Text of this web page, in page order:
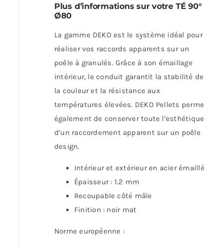
Plus d’informations sur votre TÉ 90°
Ø80
La gamme DEKO est le système idéal pour
réaliser vos raccords apparents sur un
poêle à granulés. Grâce à son émaillage
intérieur, le conduit garantit la stabilité de
la couleur et la résistance aux
températures élevées. DEKO Pellets permet
également de conserver toute l’esthétique
d’un raccordement apparent sur un poêle
design.
Intérieur et extérieur en acier émaillé
Épaisseur : 1.2 mm
Recoupable côté mâle
Finition : noir mat
Norme européenne :